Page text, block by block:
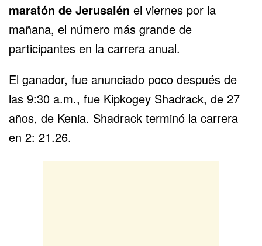
maratón de Jerusalén el viernes por la
mañana, el número más grande de
participantes en la carrera anual.
El ganador, fue anunciado poco después de
las 9:30 a.m., fue Kipkogey Shadrack, de 27
años, de Kenia. Shadrack terminó la carrera
en 2: 21.26.